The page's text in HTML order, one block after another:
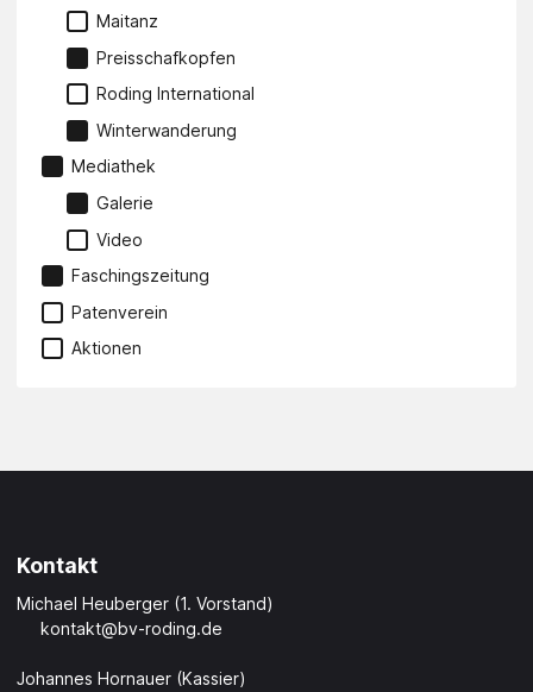
Maitanz
Preisschafkopfen
Roding International
Winterwanderung
Mediathek
Galerie
Video
Faschingszeitung
Patenverein
Aktionen
Kontakt
Michael Heuberger (1. Vorstand)
kontakt@bv-roding.de
Johannes Hornauer (Kassier)